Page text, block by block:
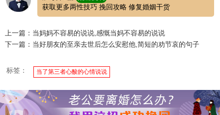
获取更多两性技巧 挽回攻略 修复婚姻干货
上一篇：当妈妈不容易的说说,感慨当妈不容易的说说
下一篇：当好朋友的至亲去世后怎么安慰他,简短的劝节哀的句子
标签： 当了第三者心酸的心情说说